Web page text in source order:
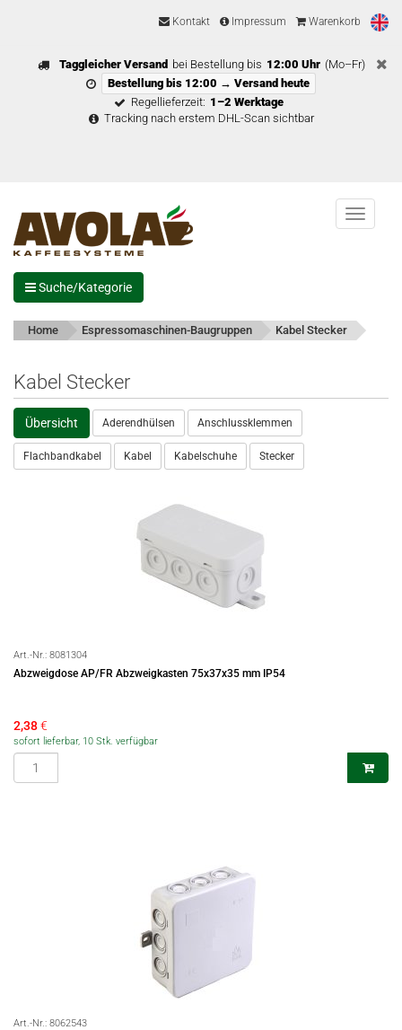
Kontakt Impressum Warenkorb
Taggleicher Versand bei Bestellung bis 12:00 Uhr (Mo–Fr)
Bestellung bis 12:00 → Versand heute
Regellieferzeit: 1–2 Werktage
Tracking nach erstem DHL-Scan sichtbar
Menu
Suche/Kategorie
Home Espressomaschinen-Baugruppen Kabel Stecker
Kabel Stecker
Übersicht Aderendhülsen Anschlussklemmen
Flachbandkabel Kabel Kabelschuhe Stecker
Art.-Nr.: 8081304
Abzweigdose AP/FR Abzweigkasten 75x37x35 mm IP54
2,38€
sofort lieferbar, 10 Stk. verfügbar
Art.-Nr.: 8062543